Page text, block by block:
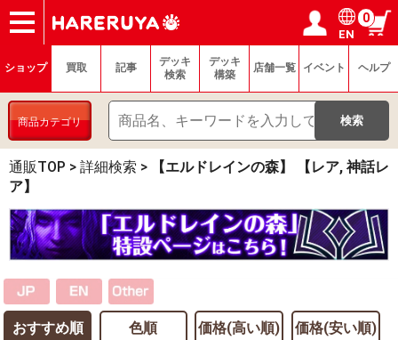
ショップ
買取
記事
デッキ検索
デッキ構築
選手一覧
店舗一覧
イベント
ヘルプ
お問い合わせ ログイン／会員登録
マイページ
EN
0
ショップ 買取 記事
デッキ
検索
デッキ
構築
店舗一覧 イベント ヘルプ
商品カテゴリ
通販TOP > 詳細検索 >
【エルドレインの森】 【レア, 神話レ
ア】
おすすめ順 色順 価格(高い順) 価格(安い順)